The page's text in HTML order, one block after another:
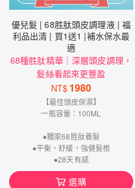
優兒髮 | 68胜肽頭皮調理液 | 福
利品出清 | 買1送1 |補水保水最
適
68種胜肽精華｜深層頭皮調理，
髮絲看起來更豐盈
NT$ 1980
【最佳頭皮保濕】
一瓶容量：100ML
●獨家68胜肽養髮
●平衡，舒緩，強健髮根
●28天有感
選購